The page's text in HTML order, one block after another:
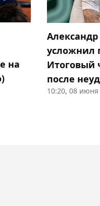
Мовсара
женской
атлетике
11:48, Сегодня
на
усложнил
Итоговый
после
Гаррос"
10:20, 08 июня